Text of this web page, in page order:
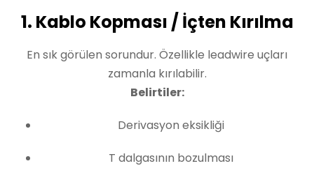
1. Kablo Kopması / İçten Kırılma
En sık görülen sorundur. Özellikle leadwire uçları
zamanla kırılabilir.
Belirtiler:
Derivasyon eksikliği
T dalgasının bozulması